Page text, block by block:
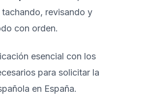
tachando, revisando y
con orden.